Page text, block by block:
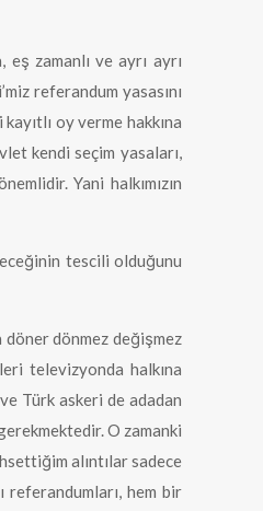
zamanlı ve ayrı ayrı
referandum yasasını
oy verme hakkına
kendi seçim yasaları,
Yani halkımızın
tescili olduğunu
döner dönmez değişmez
televizyonda halkına
Türk askeri de adadan
O zamanki
alıntılar sadece
referandumları, hem bir